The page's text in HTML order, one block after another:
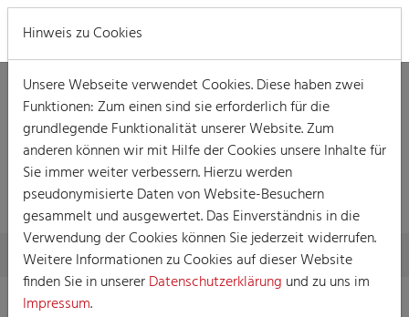
DETAILLIERTE
INFORMATIONEN
Skip to main content
You are here:
Home Detaillierte Informationen
Hinweis zu Cookies
Unsere Webseite verwendet Cookies. Diese haben zwei
Funktionen: Zum einen sind sie erforderlich für die
grundlegende Funktionalität unserer Website. Zum
anderen können wir mit Hilfe der Cookies unsere Inhalte für
Sie immer weiter verbessern. Hierzu werden
pseudonymisierte Daten von Website-Besuchern
gesammelt und ausgewertet. Das Einverständnis in die
Verwendung der Cookies können Sie jederzeit widerrufen.
Weitere Informationen zu Cookies auf dieser Website
finden Sie in unsererDatenschutzerklärung und zu uns im
Impressum.